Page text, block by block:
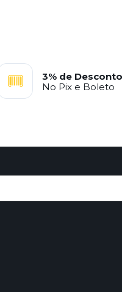
3% de Desconto
No Pix e Boleto